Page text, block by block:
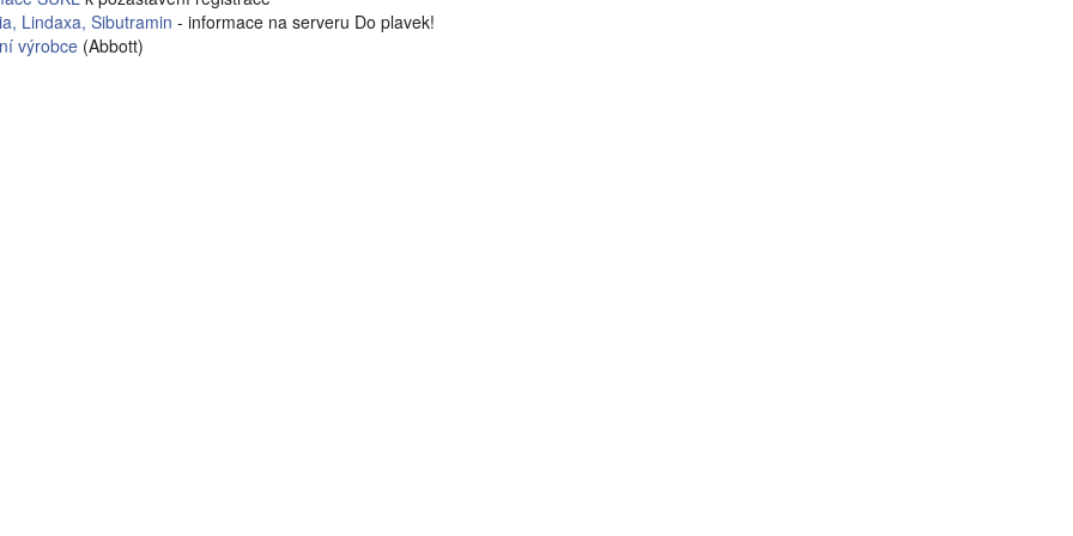
Lindaxa, Sibutramin - informace na serveru Do plavek!
výrobce (Abbott)